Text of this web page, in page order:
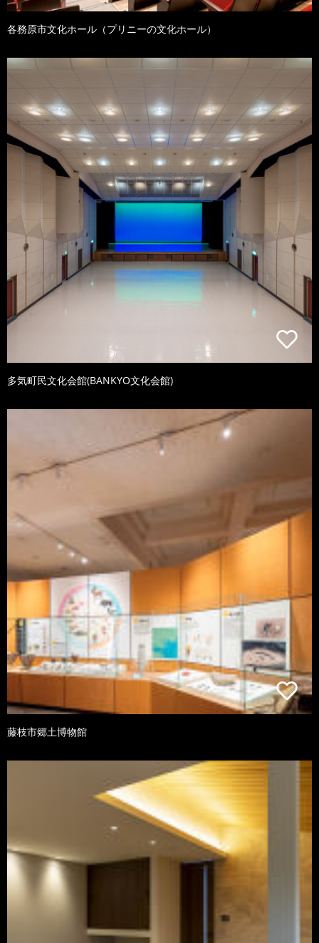
各務原市文化ホール（プリニーの文化ホール）
多気町民文化会館(BANKYO文化会館)
藤枝市郷土博物館